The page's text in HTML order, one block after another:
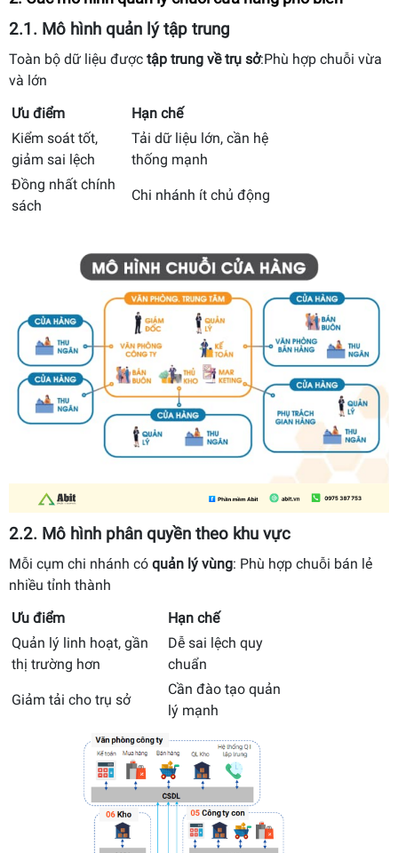
2.1. Mô hình quản lý tập trung
Toàn bộ dữ liệu được tập trung về trụ sở:Phù hợp chuỗi vừa
và lớn
Ưu điểm
Hạn chế
Kiểm soát tốt,
giảm sai lệch
Tải dữ liệu lớn, cần hệ
thống mạnh
Đồng nhất chính
sách
Chi nhánh ít chủ động
2.2. Mô hình phân quyền theo khu vực
Mỗi cụm chi nhánh có quản lý vùng: Phù hợp chuỗi bán lẻ
nhiều tỉnh thành
Ưu điểm
Hạn chế
Quản lý linh hoạt, gần
thị trường hơn
Dễ sai lệch quy
chuẩn
Giảm tải cho trụ sở
Cần đào tạo quản
lý mạnh